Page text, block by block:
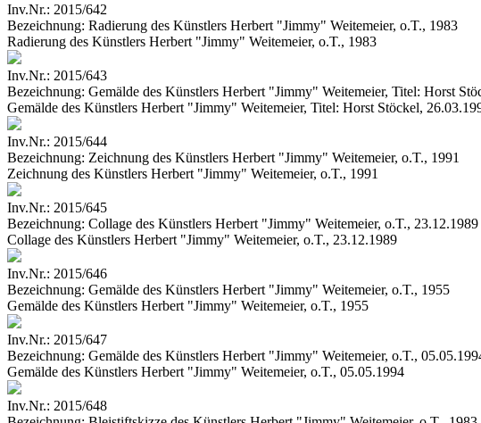
Inv.Nr.: 2015/642
Bezeichnung: Radierung des Künstlers Herbert "Jimmy" Weitemeier, o.T., 1983
Radierung des Künstlers Herbert "Jimmy" Weitemeier, o.T., 1983
Inv.Nr.: 2015/643
Bezeichnung: Gemälde des Künstlers Herbert "Jimmy" Weitemeier, Titel: Horst
Gemälde des Künstlers Herbert "Jimmy" Weitemeier, Titel: Horst Stöckel,
Inv.Nr.: 2015/644
Bezeichnung: Zeichnung des Künstlers Herbert "Jimmy" Weitemeier, o.T., 1991
Zeichnung des Künstlers Herbert "Jimmy" Weitemeier, o.T., 1991
Inv.Nr.: 2015/645
Bezeichnung: Collage des Künstlers Herbert "Jimmy" Weitemeier, o.T., 23.12.1989
Collage des Künstlers Herbert "Jimmy" Weitemeier, o.T., 23.12.1989
Inv.Nr.: 2015/646
Bezeichnung: Gemälde des Künstlers Herbert "Jimmy" Weitemeier, o.T., 1955
Gemälde des Künstlers Herbert "Jimmy" Weitemeier, o.T., 1955
Inv.Nr.: 2015/647
Bezeichnung: Gemälde des Künstlers Herbert "Jimmy" Weitemeier, o.T.,
Gemälde des Künstlers Herbert "Jimmy" Weitemeier, o.T., 05.05.1994
Inv.Nr.: 2015/648